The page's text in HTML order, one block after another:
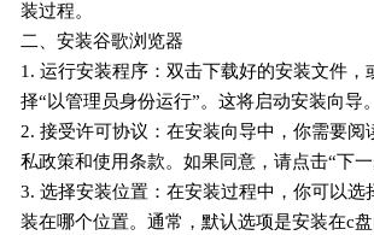
装过程。
二、安装谷歌浏览器
1. 运行安装程序：双击下载好的安装文件，
择“以管理员身份运行”。这将启动安装向导。
2. 接受许可协议：在安装向导中，你需要阅
私政策和使用条款。如果同意，请点击“下一
3. 选择安装位置：在安装过程中，你可以选
装在哪个位置。通常，默认选项是安装在c